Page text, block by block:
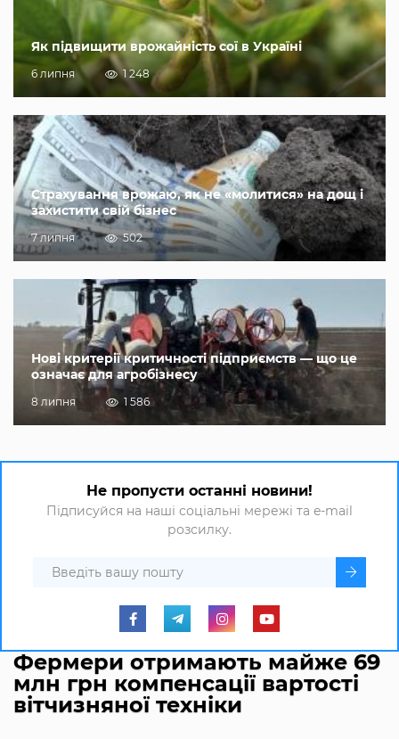
Як підвищити врожайність сої в Україні
6 липня 1 248
Страхування врожаю, як не «молитися» на дощ і
захистити свій бізнес
7 липня 502
Нові критерії критичності підприємств — що це
означає для агробізнесу
8 липня 1 586
Не пропусти останні новини!
Підписуйся на наші соціальні мережі та e-mail
розсилку.
Фермери отримають майже 69
млн грн компенсації вартості
вітчизняної техніки